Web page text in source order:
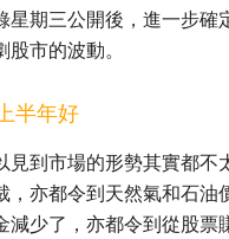
星期三公開後，進一步
市的波動。
半年好
見到市場的形勢其實都
，亦都令到天然氣和石
少了，亦都令到從股票